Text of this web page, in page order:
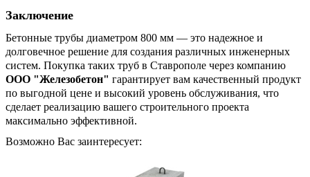
Заключение
Бетонные трубы диаметром 800 мм — это надежное и
долговечное решение для создания различных инженерных
систем. Покупка таких труб в Ставрополе через компанию
ООО "Железобетон" гарантирует вам качественный продукт
по выгодной цене и высокий уровень обслуживания, что
сделает реализацию вашего строительного проекта
максимально эффективной.
Возможно Вас заинтересует: